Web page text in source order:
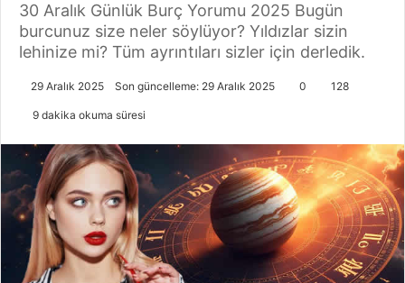
30 Aralık Günlük Burç Yorumu 2025 Bugün
burcunuz size neler söylüyor? Yıldızlar sizin
lehinize mi? Tüm ayrıntıları sizler için derledik.
29 Aralık 2025 Son güncelleme: 29 Aralık 2025 0 128
9 dakika okuma süresi